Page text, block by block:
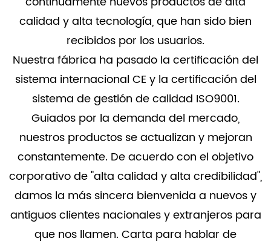
calidad y alta tecnología, que han sido bien
recibidos por los usuarios.
Nuestra fábrica ha pasado la certificación del
sistema internacional CE y la certificación del
sistema de gestión de calidad ISO9001.
Guiados por la demanda del mercado,
nuestros productos se actualizan y mejoran
constantemente. De acuerdo con el objetivo
corporativo de "alta calidad y alta credibilidad",
damos la más sincera bienvenida a nuevos y
antiguos clientes nacionales y extranjeros para
que nos llamen. Carta para hablar de